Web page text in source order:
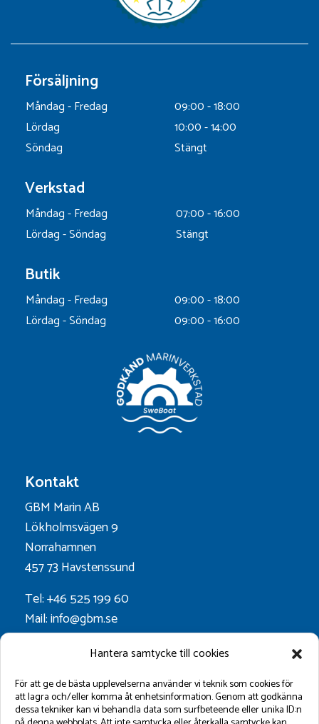
Hantera samtycke till cookies
För att ge de bästa upplevelserna använder vi teknik som cookies för
att lagra och/eller komma åt enhetsinformation. Genom att godkänna
dessa tekniker kan vi behandla data som surfbeteende eller unika ID:n
Försäljning
Måndag - Fredag
09:00 - 18:00
Lördag
10:00 - 14:00
Söndag
Stängt
Verkstad
Måndag - Fredag
07:00 - 16:00
Lördag - Söndag
Stängt
Butik
Måndag - Fredag
09:00 - 18:00
Lördag - Söndag
09:00 - 16:00
Kontakt
GBM Marin AB
Lökholmsvägen 9
Norrahamnen
457 73 Havstenssund
Tel: +46 525 199 60
Mail: info@gbm.se
Org.nr. 556052-0628